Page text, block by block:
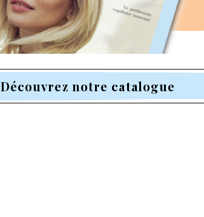
Découvrez notre catalogue